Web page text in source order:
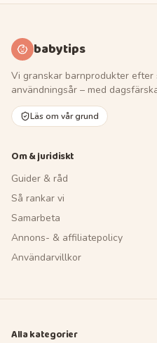
babytips
Vi granskar barnprodukter
användningsår – med
Läs om vår grund
Om & juridiskt
Guider & råd
Så rankar vi
Samarbeta
Annons- & affiliatepolicy
Användarvillkor
Alla kategorier